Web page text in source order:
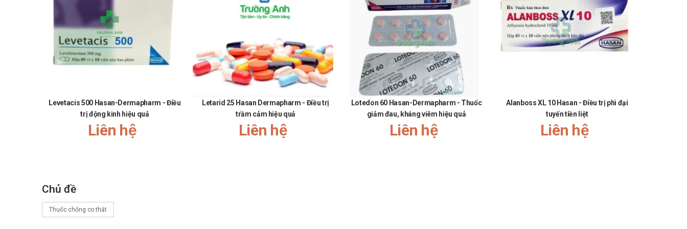
Levetacis 500 Hasan-Dermapharm - Điều
trị động kinh hiệu quả
Liên hệ
Letarid 25 Hasan Dermapharm - Điều trị
trầm cảm hiệu quả
Liên hệ
Lotedon 60 Hasan-Dermapharm - Thuốc
giảm đau, kháng viêm hiệu quả
Liên hệ
Alanboss XL 10 Hasan - Điều trị phì đại
tuyến tiền liệt
Liên hệ
Chủ đề
Thuốc chống co thắt